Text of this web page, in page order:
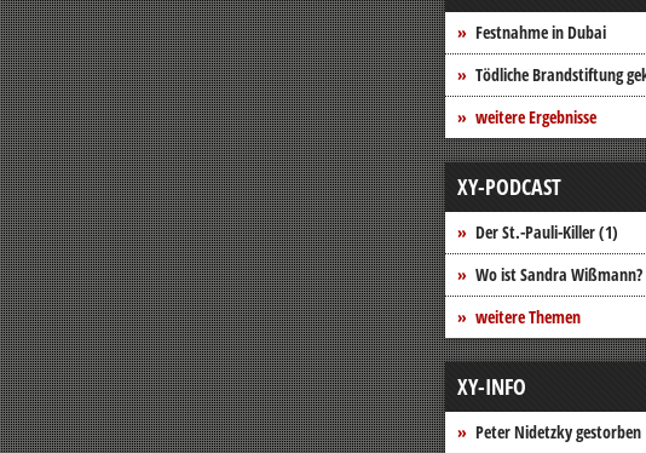
Festnahme in Dubai
Tödliche Brandstiftung
weitere Ergebnisse
XY-PODCAST
Der St.-Pauli-Killer (1)
Wo ist Sandra Wißmann?
weitere Themen
XY-INFO
Peter Nidetzky gestorben